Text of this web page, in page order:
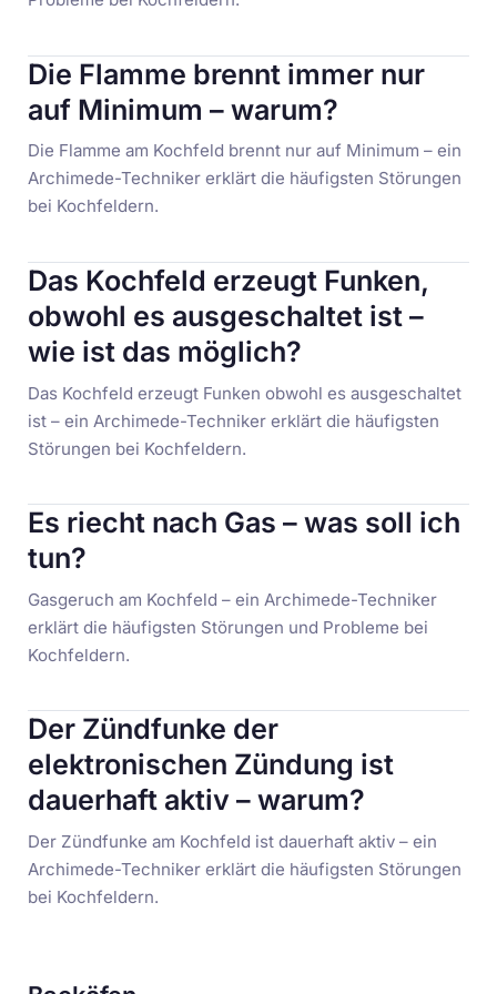
Die Flamme brennt immer nur
auf Minimum – warum?
Die Flamme am Kochfeld brennt nur auf Minimum – ein
Archimede-Techniker erklärt die häufigsten Störungen
bei Kochfeldern.
Das Kochfeld erzeugt Funken,
obwohl es ausgeschaltet ist –
wie ist das möglich?
Das Kochfeld erzeugt Funken obwohl es ausgeschaltet
ist – ein Archimede-Techniker erklärt die häufigsten
Störungen bei Kochfeldern.
Es riecht nach Gas – was soll ich
tun?
Gasgeruch am Kochfeld – ein Archimede-Techniker
erklärt die häufigsten Störungen und Probleme bei
Kochfeldern.
Der Zündfunke der
elektronischen Zündung ist
dauerhaft aktiv – warum?
Der Zündfunke am Kochfeld ist dauerhaft aktiv – ein
Archimede-Techniker erklärt die häufigsten Störungen
bei Kochfeldern.